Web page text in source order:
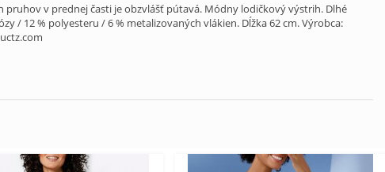
v prednej časti je obzvlášť pútavá. Módny lodičkový výstrih. Dlhé
/ 12 % polyesteru / 6 % metalizovaných vlákien. Dĺžka 62 cm. Výrobca: